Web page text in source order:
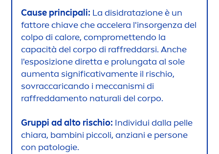
Cause principali: La disidratazione è un
fattore chiave che accelera l'insorgenza del
colpo di calore, compromettendo la
capacità del corpo di raffreddarsi. Anche
l'esposizione diretta e prolungata al sole
aumenta significativamente il rischio,
sovraccaricando i meccanismi di
raffreddamento naturali del corpo.
Gruppi ad alto rischio: Individui dalla pelle
chiara, bambini piccoli, anziani e persone
con patologie.